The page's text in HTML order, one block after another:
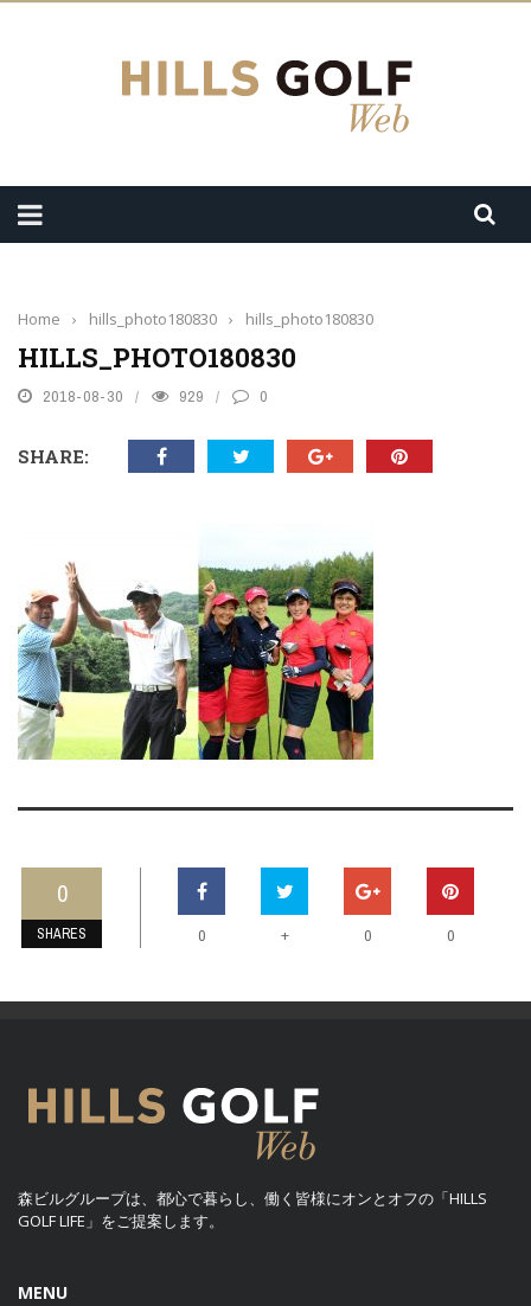
Home › hills_photo180830 › hills_photo180830
HILLS_PHOTO180830
2018-08-30 929 0
SHARE:
0
SHARES 0 + 0 0
森ビルグループは、都心で暮らし、働く皆様にオンとオフの「HILLS
GOLF LIFE」をご提案します。
MENU